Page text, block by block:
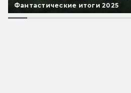
Фантастические итоги 2025